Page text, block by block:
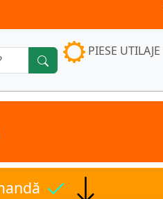
PIESE UTILAJE